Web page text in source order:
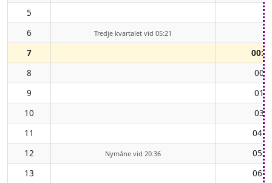
5
6
Tredje kvartalet vid 05:21
7
8
9
10
11
12
Nymåne vid 20:36
13